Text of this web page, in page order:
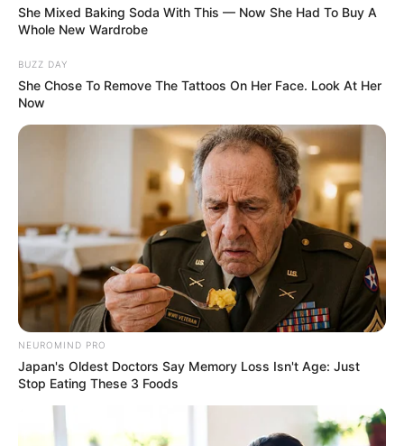
She Mixed Baking Soda With This — Now She Had To Buy A
Whole New Wardrobe
BUZZ DAY
She Chose To Remove The Tattoos On Her Face. Look At Her
Now
NEUROMIND PRO
Japan's Oldest Doctors Say Memory Loss Isn't Age: Just
Stop Eating These 3 Foods